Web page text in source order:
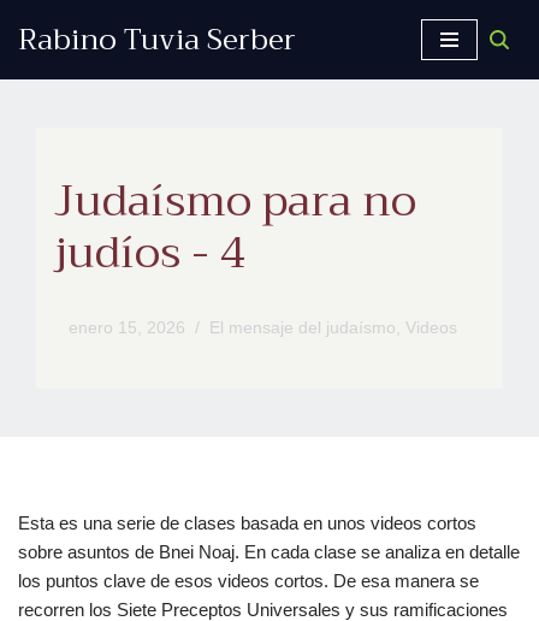
Rabino Tuvia Serber
Judaísmo para no
judíos - 4
enero 15, 2026 El mensaje del judaísmo, Videos
Esta es una serie de clases basada en unos videos cortos
sobre asuntos de Bnei Noaj. En cada clase se analiza en detalle
los puntos clave de esos videos cortos. De esa manera se
recorren los Siete Preceptos Universales y sus ramificaciones